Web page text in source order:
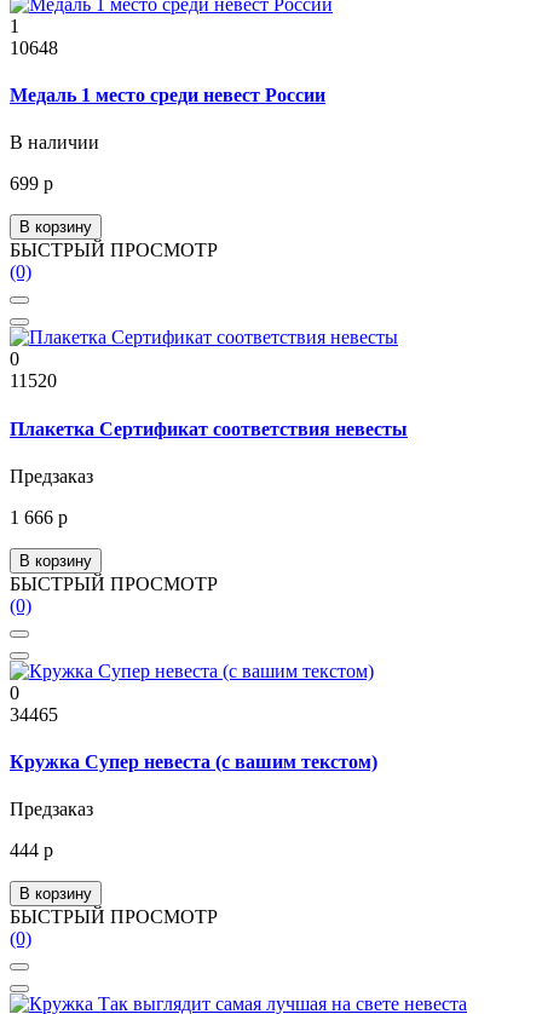
1
10648
Медаль 1 место среди невест России
В наличии
699 р
В корзину
БЫСТРЫЙ ПРОСМОТР
(0)
0
11520
Плакетка Сертификат соответствия невесты
Предзаказ
1 666 р
В корзину
БЫСТРЫЙ ПРОСМОТР
(0)
0
34465
Кружка Супер невеста (с вашим текстом)
Предзаказ
444 р
В корзину
БЫСТРЫЙ ПРОСМОТР
(0)